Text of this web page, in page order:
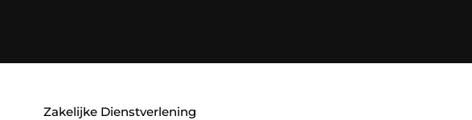
Zakelijke Dienstverlening